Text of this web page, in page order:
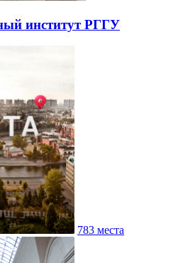
институт РГГУ
783 места